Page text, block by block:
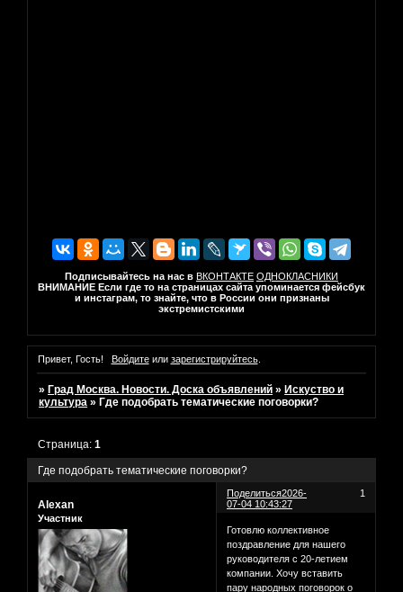
Подписывайтесь на нас в ВКОНТАКТЕ ОДНОКЛАСНИКИ
ВНИМАНИЕ Если где то на страницах сайта упоминается фейсбук
и инстаграм, то знайте, что в России они признаны
экстремистскими
Привет, Гость! Войдитеили зарегистрируйтесь.
» Град Москва. Новости. Доска объявлений » Искуство и
культура » Где подобрать тематические поговорки?
Где подобрать тематические поговорки?
Страница:1
Поделиться 1
2026-
07-04 10:43:27
Alexan
Участник
Готовлю коллективное
поздравление для нашего
руководителя с 20-летием
компании. Хочу вставить
пару народных поговорок о